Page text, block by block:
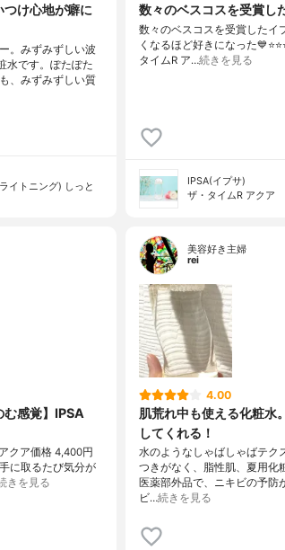
つけ心地が癖に
。みずみずしい波
水です。ぽたぽた
、みずみずしい質
イトニング) しっと
数々のベスコスを受賞し
数々のベスコスを受賞したイ
くなるほど好きになった
タイムR ア…続きを見る
IPSA(イプサ)
ザ・タイムR アクア
む感覚】IPSA
ア価格 4,400円
取るたび気分が
きを見る
美容好き主婦
rei
4.00
肌荒れ中も使える化粧水
してくれる！
水のようなしゃばしゃばテク
つきがなく、脂性肌、夏用化
医薬部外品で、ニキビの予防
ビ…続きを見る